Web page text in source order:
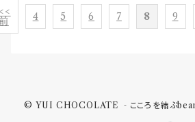
4 5 6 7 8 9
© YUI CHOCOLATE ‐こころを結ぶ